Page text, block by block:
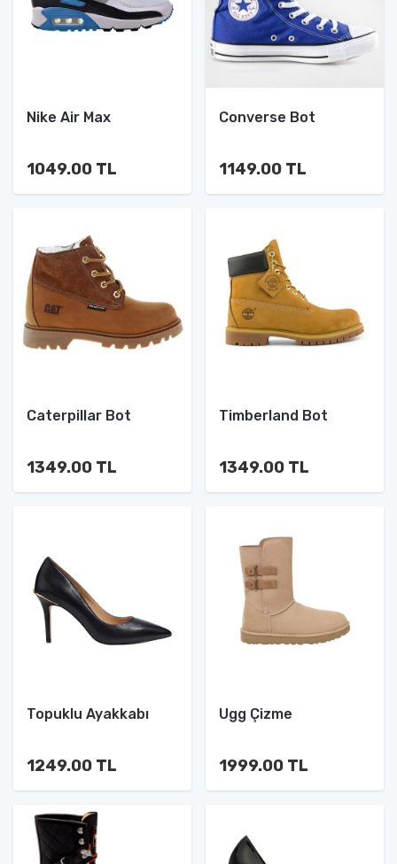
Nike Air Max
1049.00 TL
Converse Bot
1149.00 TL
Caterpillar Bot
1349.00 TL
Timberland Bot
1349.00 TL
Topuklu Ayakkabı
1249.00 TL
Ugg Çizme
1999.00 TL